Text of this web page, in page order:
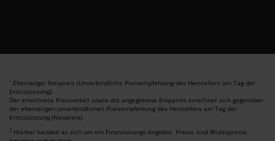
1 Ehemaliger Neupreis (Unverbindliche Preisempfehlung des Herstellers am Tag der
Erstzulassung).
Der errechnete Preisvorteil sowie die angegebene Ersparnis errechnet sich gegenüber
der ehemaligen unverbindlichen Preisempfehlung des Herstellers am Tag der
Erstzulassung (Neupreis).
2 Hierbei handelt es sich um ein Finanzierungs-Angebot. Preise sind Bruttopreise.